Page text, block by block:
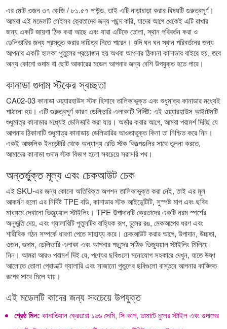
এর মোট ওজন ৩৭ কেজি / ৮১.৫৭ পাউন্ড, তাই এটি নাড়াচাড়া করার বিষয়টি গুরুত্বপূর্ণ।
আমরা এই মডেলটি সেইসব ক্রেতাদের জন্য পছন্দ করি, যাদের আগে থেকেই এটি রাখার
জন্য একটি জায়গা ঠিক করা আছে এবং যারা এটিকে তোলা, স্থান পরিবর্তন করা ও
ডেলিভারির জন্য প্রস্তুত করার দায়িত্ব নিতে পারেন। যদি ঘন ঘন স্থান পরিবর্তনের জন্য
আপনার একটি হালকা পুতুলের প্রয়োজন হয় অথবা আপনার ঠিকানা কানাডার বাইরে হয়, তবে
অন্য কোনো গুদাম বা ছোট আকারের মডেল আপনার জন্য বেশি উপযুক্ত হতে পারে।
কানাডা গুদাম স্টকের স্বচ্ছতা
CA02-03 কানাডা ওয়্যারহাউস স্টক হিসাবে তালিকাভুক্ত এবং শুধুমাত্র কানাডার মধ্যেই
পাঠানো হয়। এটি গুরুত্বপূর্ণ কারণ ডেলিভারি এলাকাটি নির্দিষ্ট: এই ওয়্যারহাউস আইটেমটি
শুধুমাত্র কানাডার মধ্যেই ডেলিভারি করা যায়। অর্ডার করার আগে, আমরা পরামর্শ দিচ্ছি যে
আপনার ঠিকানাটি শুধুমাত্র কানাডায় ডেলিভারির আওতাভুক্ত কিনা তা নিশ্চিত করে নিন।
একই আঞ্চলিক ইনভেন্টরি থেকে অন্যান্য রেডি স্টক বিকল্পগুলির সাথে তুলনা করতে,
আমাদেরকানাডা গুদাম স্টকবিভাগ হলো সবচেয়ে সরাসরি পথ।
অন্তর্ভুক্ত মূল্য এবং চেকআউট চেক
এই SKU-এর জন্য কোনো অতিরিক্ত অপশন তালিকাভুক্ত করা নেই, তাই এর মূল
আকর্ষণ হলো এর নির্দিষ্ট TPE বডি, কানাডার স্টক আইডেন্টিটি, সুস্পষ্ট মাপ এবং ছবির
মাধ্যমে দেখানো ভিজ্যুয়াল স্টাইলিং। TPE উপাদানটি ক্রেতাদের একটি নরম স্পর্শের
অনুভূতি দেয়, এবং গ্যালারিটি পুতুলটির বাহ্যিক রূপ, চুলের রঙ, মেকআপের ধরণ এবং
শারীরিক গঠন সম্পর্কে ধারণা পেতে সাহায্য করে। চেকআউট করার আগে, উপাদান, উচ্চতা,
ওজন, গুদাম, ডেলিভারি এলাকা এবং আপনার পছন্দের সঠিক ভিজ্যুয়াল স্টাইলিং মিলিয়ে
নিন। আমরা আরও পরামর্শ দিই যে, পণ্যের ছবিগুলো মনোযোগ সহকারে দেখুন, যাতে উষ্ণ
আলোতে তোলা প্রোডাক্ট গ্যালারি এবং সাজানো পুতুলের ছবিগুলো বাস্তবে আপনার কাঙ্ক্ষিত
রূপের সাথে মিলে যায়।
এই মডেলটি কাদের জন্য সবচেয়ে উপযুক্ত
শ্রেষ্ঠ মিল: কানাডিয়ান ক্রেতারা ১৬৬ সেমি, সি কাপ, তামাটে চুলের স্টাইল এবং গুদামের